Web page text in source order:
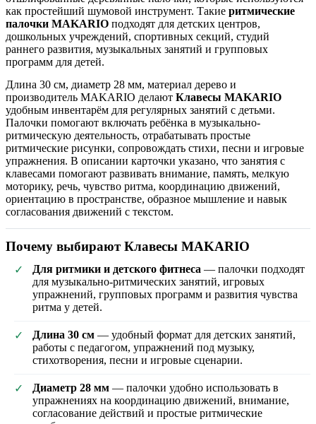
как простейший шумовой инструмент. Такие ритмические
палочки MAKARIO подходят для детских центров,
дошкольных учреждений, спортивных секций, студий
раннего развития, музыкальных занятий и групповых
программ для детей.
Длина 30 см, диаметр 28 мм, материал дерево и
производитель MAKARIO делают Клавесы MAKARIO
удобным инвентарём для регулярных занятий с детьми.
Палочки помогают включать ребёнка в музыкально-
ритмическую деятельность, отрабатывать простые
ритмические рисунки, сопровождать стихи, песни и игровые
упражнения. В описании карточки указано, что занятия с
клавесами помогают развивать внимание, память, мелкую
моторику, речь, чувство ритма, координацию движений,
ориентацию в пространстве, образное мышление и навык
согласования движений с текстом.
Почему выбирают Клавесы MAKARIO
✓ Для ритмики и детского фитнеса — палочки подходят
для музыкально-ритмических занятий, игровых
упражнений, групповых программ и развития чувства
ритма у детей.
✓ Длина 30 см — удобный формат для детских занятий,
работы с педагогом, упражнений под музыку,
стихотворения, песни и игровые сценарии.
✓ Диаметр 28 мм — палочки удобно использовать в
упражнениях на координацию движений, внимание,
согласование действий и простые ритмические